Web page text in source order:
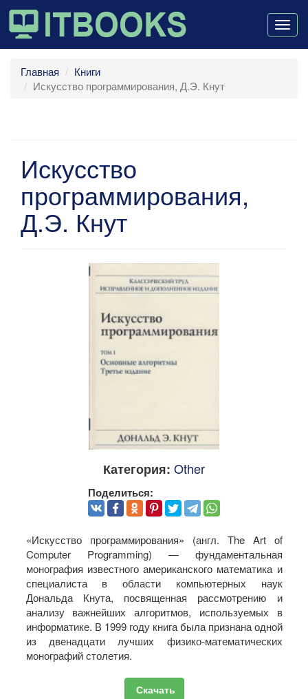
Главная
Книги
Искусство программирования, Д.Э. Кнут
Искусство
программирования,
Д.Э. Кнут
Категория: Other
Поделиться:
«Искусство программирования» (англ. The Art of
Computer Programming) — фундаментальная
монография известного американского математика и
специалиста в области компьютерных наук
Дональда Кнута, посвященная рассмотрению и
анализу важнейших алгоритмов, используемых в
информатике. В 1999 году книга была признана одной
из двенадцати лучших физико-математических
монографий столетия.
Скачать